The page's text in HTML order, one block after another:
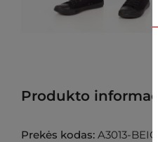
Produkto
Prekės kodas: A3013-